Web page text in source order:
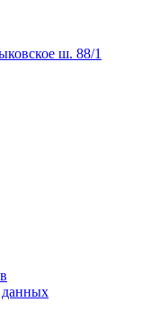
ш. 88/1
данных